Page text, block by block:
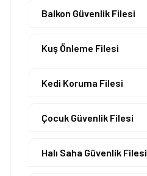
Balkon Güvenlik Filesi
Kuş Önleme Filesi
Kedi Koruma Filesi
Çocuk Güvenlik Filesi
Halı Saha Güvenlik Filesi